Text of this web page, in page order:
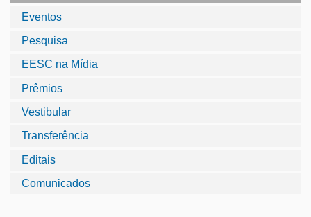
Eventos
Pesquisa
EESC na Mídia
Prêmios
Vestibular
Transferência
Editais
Comunicados